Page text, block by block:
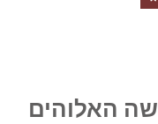
שה האלוהים